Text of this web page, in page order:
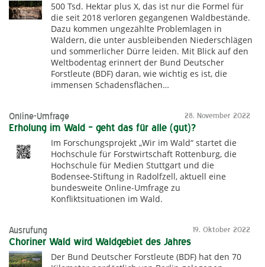
500 Tsd. Hektar plus X, das ist nur die Formel für
die seit 2018 verloren gegangenen Waldbestände.
Dazu kommen ungezählte Problemlagen in
Wäldern, die unter ausbleibenden Niederschlägen
und sommerlicher Dürre leiden. Mit Blick auf den
Weltbodentag erinnert der Bund Deutscher
Forstleute (BDF) daran, wie wichtig es ist, die
immensen Schadensflächen…
28. November 2022
Online-Umfrage
Erholung im Wald – geht das für alle (gut)?
Im Forschungsprojekt „Wir im Wald“ startet die
Hochschule für Forstwirtschaft Rottenburg, die
Hochschule für Medien Stuttgart und die
Bodensee-Stiftung in Radolfzell, aktuell eine
bundesweite Online-Umfrage zu
Konfliktsituationen im Wald.
19. Oktober 2022
Ausrufung
Choriner Wald wird Waldgebiet des Jahres
Der Bund Deutscher Forstleute (BDF) hat den 70